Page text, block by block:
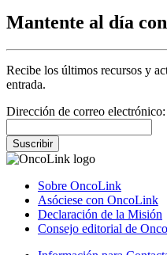
Mantente al día
Recibe los últimos recursos y
entrada.
Dirección de correo electrónico:
Suscribir
Sobre OncoLink
Asóciese con OncoLink
Declaración de la Misión
Consejo editorial de